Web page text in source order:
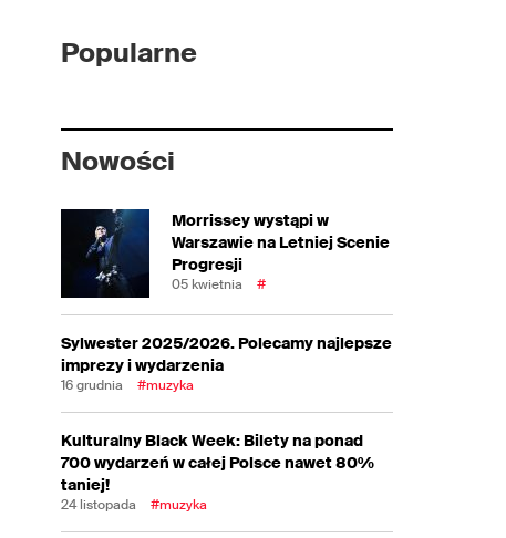
Popularne
Nowości
Morrissey wystąpi w
Warszawie na Letniej Scenie
Progresji
05 kwietnia #
Sylwester 2025/2026. Polecamy najlepsze
imprezy i wydarzenia
16 grudnia #muzyka
Kulturalny Black Week: Bilety na ponad
700 wydarzeń w całej Polsce nawet 80%
taniej!
24 listopada #muzyka